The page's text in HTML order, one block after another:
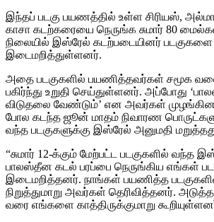
இந்தப் படகு பயணத்தில் உள்ள சிரியஸ்,
காசா கடற்கரையை நெருங்க சுமார் 80
நிலையில் இஸ்ரேல் கடற்படையினர் படகுகளை
இடைமறித்துள்ளனர்.
அதை படகுகளில் பயணித்தவர்கள் சமூக
பகிர்ந்து உறுதி செய்துள்ளனர். அப்போது
விடுதலை வேண்டும்’ என அவர்கள்
போல கடந்த ஜூன் மாதம் நிவாரண
வந்த படகுகளுக்கு இஸ்ரேல் அனுமதி மறுத்தது
“சுமார் 12-க்கும் மேற்பட்ட படகுகளில் வந்த
பாலஸ்தீன கடல் பரப்பை நெருங்கிய எங்கள்
இடைமறித்தனர். நாங்கள் பயணித்த
நிறுத்துமாறு அவர்கள் தெரிவித்தனர்.
வரை எங்களை காத்திருக்குமாறு